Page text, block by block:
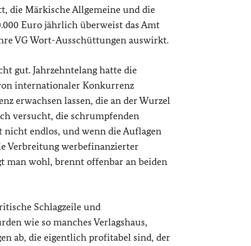
die Märkische Allgemeine und die
Euro jährlich überweist das Amt
VG Wort-Ausschüttungen auswirkt.
gut. Jahrzehntelang hatte die
internationaler Konkurrenz
erwachsen lassen, die an der Wurzel
versucht, die schrumpfenden
endlos, und wenn die Auflagen
Verbreitung werbefinanzierter
man wohl, brennt offenbar an beiden
Schlagzeile und
wie so manches Verlagshaus,
ab, die eigentlich profitabel sind, der